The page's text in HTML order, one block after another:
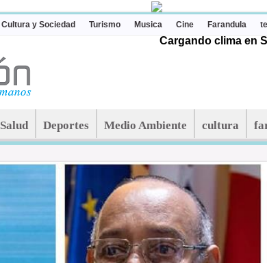
Cultura y Sociedad Turismo Musica Cine Farandula
Cargando clima en
Salud Deportes Medio Ambiente cultura